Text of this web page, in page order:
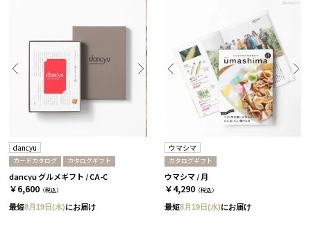
dancyu
カードカタログ カタログギフト
dancyu グルメギフト / CA-C
￥6,600 （税込）
最短8月19日(水)にお届け
ウマシマ
カタログギフト
ウマシマ / 月
￥4,290 （税込）
最短8月19日(水)にお届け